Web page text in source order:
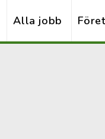
Alla jobb